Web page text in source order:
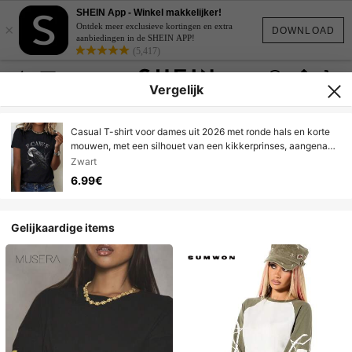
DOWNLOAD
×
SHEIN App - Winkel makkelijker!
Ontdek meer exclusieve kortingen en extra
aanbiedingen in de SHEIN APP!
(5,417)
Vergelijk
Casual T-shirt voor dames uit 2026 met ronde hals en korte
mouwen, met een silhouet van een kikkerprinses, aangename
kleuren, eenvoudige stijl die je unieke persoonlijkheid
benadrukt, unisex top, herenblouses
Zwart
6.99€
Gelijkaardige items